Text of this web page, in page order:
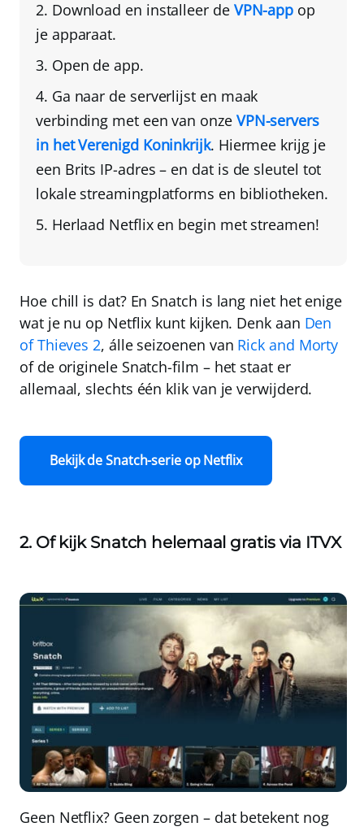
Download en installeer de VPN-app op
je apparaat.
Open de app.
Ga naar de serverlijst en maak
verbinding met een van onze VPN-servers
in het Verenigd Koninkrijk. Hiermee krijg je
een Brits IP-adres – en dat is de sleutel tot
lokale streamingplatforms en bibliotheken.
Herlaad Netflix en begin met streamen!
Hoe chill is dat? En Snatch is lang niet het enige
wat je nu op Netflix kunt kijken. Denk aan Den
of Thieves 2, álle seizoenen van Rick and Morty
of de originele Snatch-film – het staat er
allemaal, slechts één klik van je verwijderd.
Bekijk de Snatch-serie op Netflix
2. Of kijk Snatch helemaal gratis via ITVX
Geen Netflix? Geen zorgen – dat betekent nog